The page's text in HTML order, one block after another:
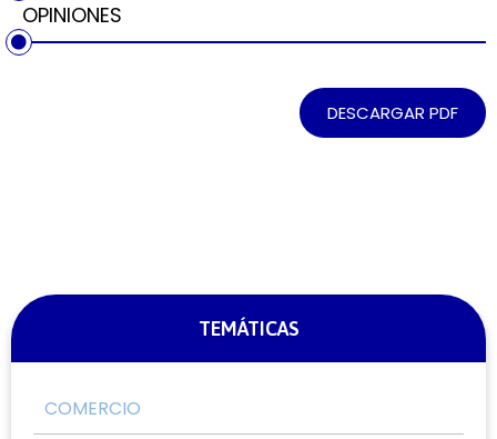
OPINIONES
DESCARGAR PDF
TEMÁTICAS
COMERCIO